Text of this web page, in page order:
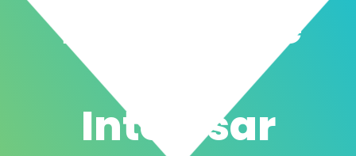
También Te
Interesar